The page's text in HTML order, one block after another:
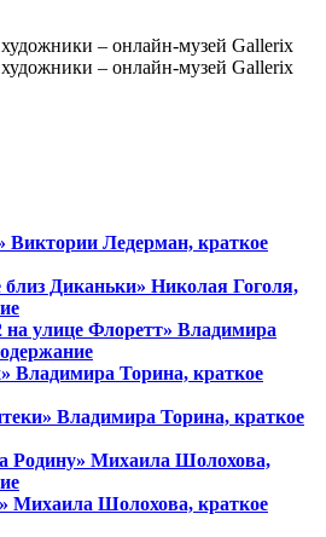
Виктории Ледерман, краткое
близ Диканьки» Николая Гоголя,
улице Флоретт» Владимира
Владимира Торина, краткое
Владимира Торина, краткое
Родину» Михаила Шолохова,
Михаила Шолохова, краткое